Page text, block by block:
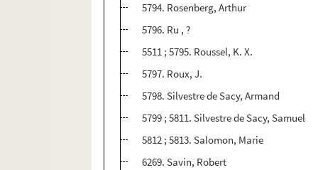
5794. Rosenberg, Arthur
5796. Ru , ?
5511 ; 5795. Roussel, K. X.
5797. Roux, J.
5798. Silvestre de Sacy, Armand
5799 ; 5811. Silvestre de Sacy, Samuel
5812 ; 5813. Salomon, Marie
6269. Savin, Robert